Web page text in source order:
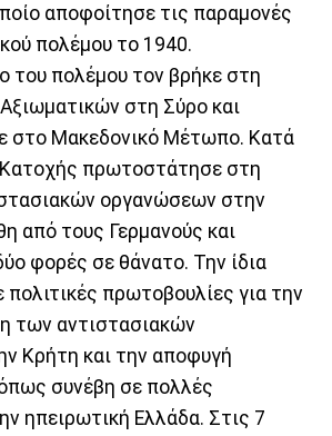
αποφοίτησε τις παραμονές
πολέμου το 1940.
του πολέμου τον βρήκε στη
στη Σύρο και
στο Μακεδονικό Μέτωπο. Κατά
Κατοχής πρωτοστάτησε στη
οργανώσεων στην
από τους Γερμανούς και
φορές σε θάνατο. Την ίδια
πολιτικές πρωτοβουλίες για την
των αντιστασιακών
Κρήτη και την αποφυγή
συνέβη σε πολλές
ηπειρωτική Ελλάδα. Στις 7